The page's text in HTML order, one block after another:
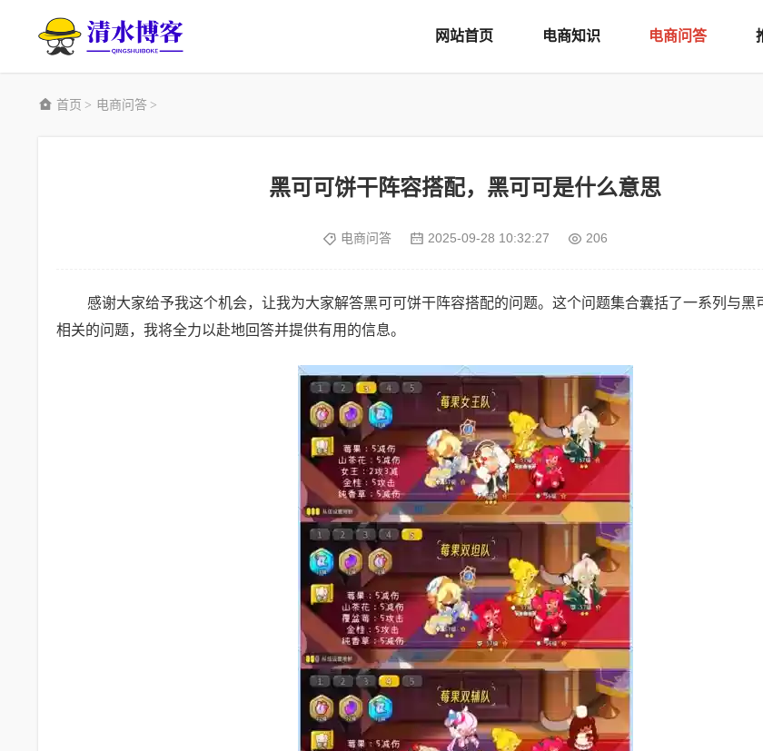
网站首页 电商知识 电商问答
首页 > 电商问答 >
黑可可饼干阵容搭配，黑可可是什么意思
电商问答 2025-09-28 10:32:27 206
感谢大家给予我这个机会，让我为大家解答黑可可饼干阵容搭配的问题。这个问题集合囊括了一系列与黑
相关的问题，我将全力以赴地回答并提供有用的信息。